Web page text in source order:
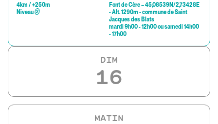
paysage.
4km / +250m
Niveau②
Font de Cère – 45,08539N/2,73428E
- Alt. 1290m - commune de Saint
Jacques des Blats
mardi 9h00 - 12h00 ou samedi 14h00
- 17h00
DIM
16